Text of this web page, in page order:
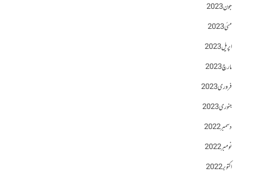
جون 2023
مئی 2023
اپریل 2023
مارچ 2023
فروری 2023
جنوری 2023
دسمبر 2022
نومبر 2022
اکتوبر 2022